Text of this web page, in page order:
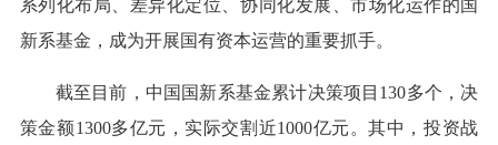
系列化布局、差异化定位、协同化发展、市场化运作的国
新系基金，成为开展国有资本运营的重要抓手。
截至目前，中国国新系基金累计决策项目130多个，决
策金额1300多亿元，实际交割近1000亿元。其中，投资战